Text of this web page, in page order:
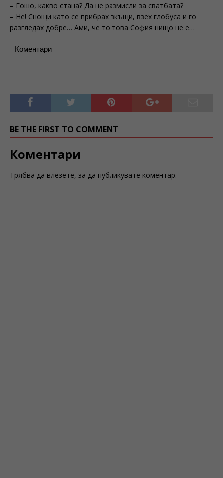
– Гошо, какво стана? Да не размисли за сватбата?
– Не! Снощи като се прибрах вкъщи, взех глобуса и го
разгледах добре… Ами, че то това София нищо не е…
Коментари
BE THE FIRST TO COMMENT
Коментари
Трябва да влезете, за да публикувате коментар.